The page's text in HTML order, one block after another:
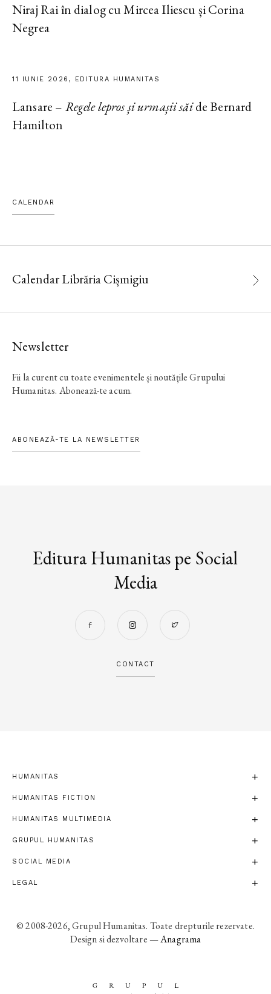
Niraj Rai în dialog cu Mircea Iliescu și Corina
Negrea
11 IUNIE 2026, EDITURA HUMANITAS
Lansare – Regele lepros și urmașii săide Bernard
Hamilton
CALENDAR
Calendar Librăria Cișmigiu
Newsletter
Fii la curent cu toate evenimentele și noutățile Grupului
Humanitas. Abonează-te acum.
ABONEAZĂ-TE LA NEWSLETTER
Editura Humanitas pe Social
Media
CONTACT
HUMANITAS
HUMANITAS FICTION
HUMANITAS MULTIMEDIA
GRUPUL HUMANITAS
SOCIAL MEDIA
LEGAL
© 2008-2026, Grupul Humanitas. Toate drepturile rezervate.
Design si dezvoltare —Anagrama